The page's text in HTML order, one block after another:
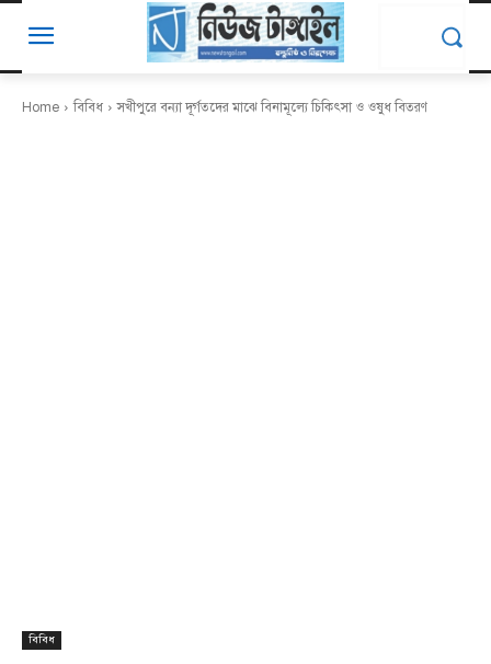
Home বিবিধ সখীপুরে বন্যা দূর্গতদের মাঝে বিনামূল্যে চিকিৎসা ও ওষুধ বিতরণ
বিবিধ